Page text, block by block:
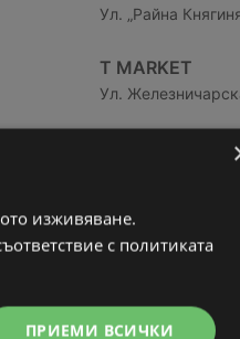
Ул. „Райна
T MARKET
Ул.
Ул. Георги
T MARKET
Упи Iii в кв. 97,
изживяване.
с политиката
ПРИЕМИ ВСИЧКИ